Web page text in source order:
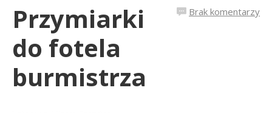
Brak komentarzy
Przymiarki
do fotela
burmistrza